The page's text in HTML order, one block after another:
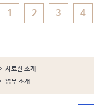
면모도 인상 깊게 기억하고 있
다.
1 2 3 4
사료관 소개
업무 소개